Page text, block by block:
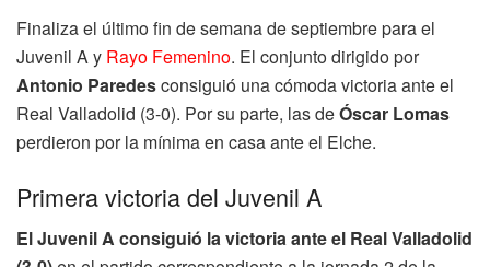
Finaliza el último fin de semana de septiembre para el
Juvenil A y Rayo Femenino. El conjunto dirigido por
Antonio Paredesconsiguió una cómoda victoria ante el
Real Valladolid (3-0). Por su parte, las deÓscar Lomas
perdieron por la mínima en casa ante el Elche.
Primera victoria del Juvenil A
El Juvenil A consiguió la victoria ante el Real Valladolid